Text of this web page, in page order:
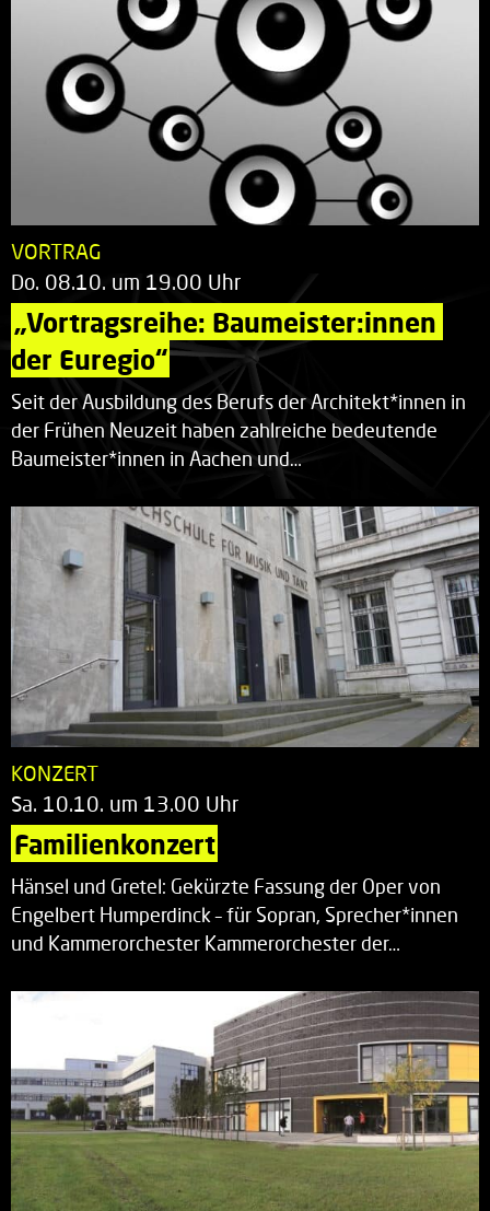
VORTRAG
Do. 08.10. um 19.00 Uhr
„Vortragsreihe: Baumeister:innen
der Euregio“
Seit der Ausbildung des Berufs der Architekt*innen in
der Frühen Neuzeit haben zahlreiche bedeutende
Baumeister*innen in Aachen und…
KONZERT
Sa. 10.10. um 13.00 Uhr
Familienkonzert
Hänsel und Gretel: Gekürzte Fassung der Oper von
Engelbert Humperdinck – für Sopran, Sprecher*innen
und Kammerorchester Kammerorchester der…